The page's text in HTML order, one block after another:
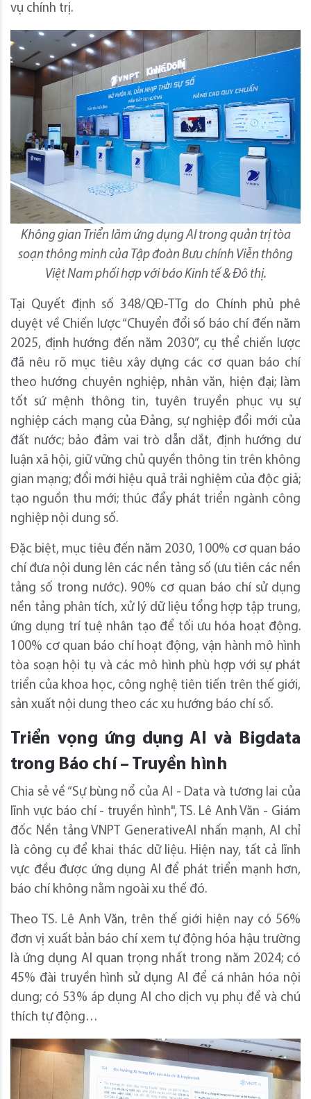
vụ chính trị.
Không gian Triển lãm ứng dụng AI trong quản trị tòa
soạn thông minh của Tập đoàn Bưu chính Viễn thông
Việt Nam phối hợp với báo Kinh tế & Đô thị.
Tại Quyết định số 348/QĐ-TTg do Chính phủ phê
duyệt về Chiến lược “Chuyển đổi số báo chí đến năm
2025, định hướng đến năm 2030”, cụ thể chiến lược
đã nêu rõ mục tiêu xây dựng các cơ quan báo chí
theo hướng chuyên nghiệp, nhân văn, hiện đại; làm
tốt sứ mệnh thông tin, tuyên truyền phục vụ sự
nghiệp cách mạng của Đảng, sự nghiệp đổi mới của
đất nước; bảo đảm vai trò dẫn dắt, định hướng dư
luận xã hội, giữ vững chủ quyền thông tin trên không
gian mạng; đổi mới hiệu quả trải nghiệm của độc giả;
tạo nguồn thu mới; thúc đẩy phát triển ngành công
nghiệp nội dung số.
Đặc biệt, mục tiêu đến năm 2030, 100% cơ quan báo
chí đưa nội dung lên các nền tảng số (ưu tiên các nền
tảng số trong nước). 90% cơ quan báo chí sử dụng
nền tảng phân tích, xử lý dữ liệu tổng hợp tập trung,
ứng dụng trí tuệ nhân tạo để tối ưu hóa hoạt động.
100% cơ quan báo chí hoạt động, vận hành mô hình
tòa soạn hội tụ và các mô hình phù hợp với sự phát
triển của khoa học, công nghệ tiên tiến trên thế giới,
sản xuất nội dung theo các xu hướng báo chí số.
Triển vọng ứng dụng AI và Bigdata
trong Báo chí – Truyền hình
Chia sẻ về “Sự bùng nổ của AI - Data và tương lai của
lĩnh vực báo chí - truyền hình", TS. Lê Anh Văn - Giám
đốc Nền tảng VNPT GenerativeAI nhấn mạnh, AI chỉ
là công cụ để khai thác dữ liệu. Hiện nay, tất cả lĩnh
vực đều được ứng dụng AI để phát triển mạnh hơn,
báo chí không nằm ngoài xu thế đó.
Theo TS. Lê Anh Văn, trên thế giới hiện nay có 56%
đơn vị xuất bản báo chí xem tự động hóa hậu trường
là ứng dụng AI quan trọng nhất trong năm 2024; có
45% đài truyền hình sử dụng AI để cá nhân hóa nội
dung; có 53% áp dụng AI cho dịch vụ phụ đề và chú
thích tự động…